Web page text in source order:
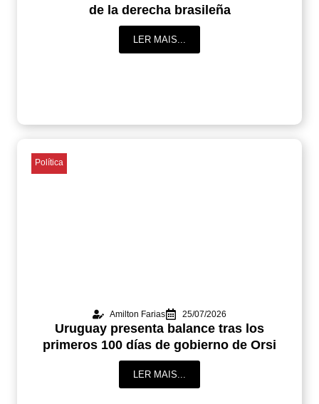
de la derecha brasileña
LER MAIS...
Política
Amilton Farias 25/07/2026
Uruguay presenta balance tras los
primeros 100 días de gobierno de Orsi
LER MAIS...